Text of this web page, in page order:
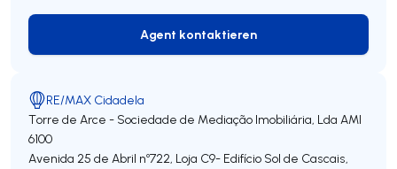
Agent kontaktieren
Agent kontaktieren
RE/MAX Cidadela
Torre de Arce - Sociedade de Mediação Imobiliária, Lda AMI
6100
Avenida 25 de Abril nº722, Loja C9- Edifício Sol de Cascais,